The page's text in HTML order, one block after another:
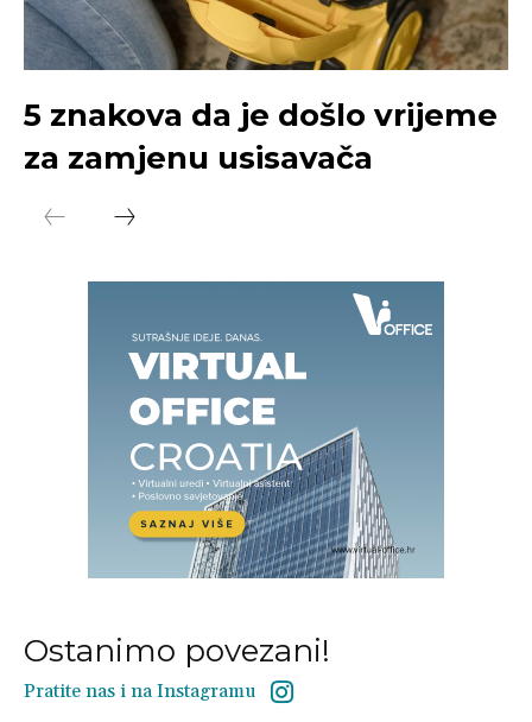
5 znakova da je došlo vrijeme
za zamjenu usisavača
Ostanimo povezani!
Pratite nas i na Instagramu